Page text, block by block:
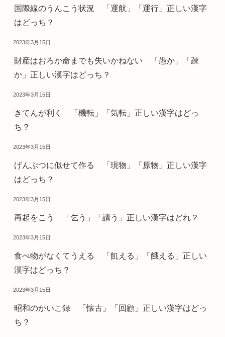
国際線のうんこう状況 「運航」「運行」正しい漢字
はどっち？
2023年3月15日
財産はおろか命までも失いかねない 「愚か」「疎
か」正しい漢字はどっち？
2023年3月15日
きてんが利く 「機転」「気転」正しい漢字はどっ
ち？
2023年3月15日
げんぶつに似せて作る 「現物」「原物」正しい漢字
はどっち？
2023年3月15日
再起をこう 「乞う」「請う」正しい漢字はどれ？
2023年3月15日
食べ物がなくてうえる 「飢える」「餓える」正しい
漢字はどっち？
2023年3月15日
昭和のかいこ録 「懐古」「回顧」正しい漢字はどっ
ち？